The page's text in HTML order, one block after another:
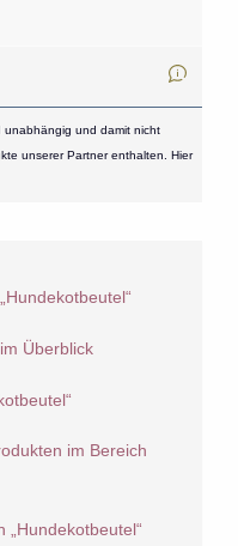
unabhängig und damit nicht
unserer Partner enthalten. Hier
Überblick
im Bereich
„Hundekotbeutel“